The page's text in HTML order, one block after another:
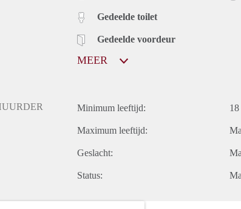
Gedeelde toilet
Gedeelde voordeur
MEER
Minimum leeftijd: 18
Maximum leeftijd:
Geslacht:
Status: